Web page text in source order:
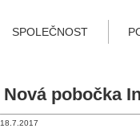
SPOLEČNOST
Nová pobočka
18.7.2017